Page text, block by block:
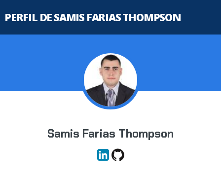
PERFIL DE SAMIS FARIAS THOMPSON
Samis Farias Thompson